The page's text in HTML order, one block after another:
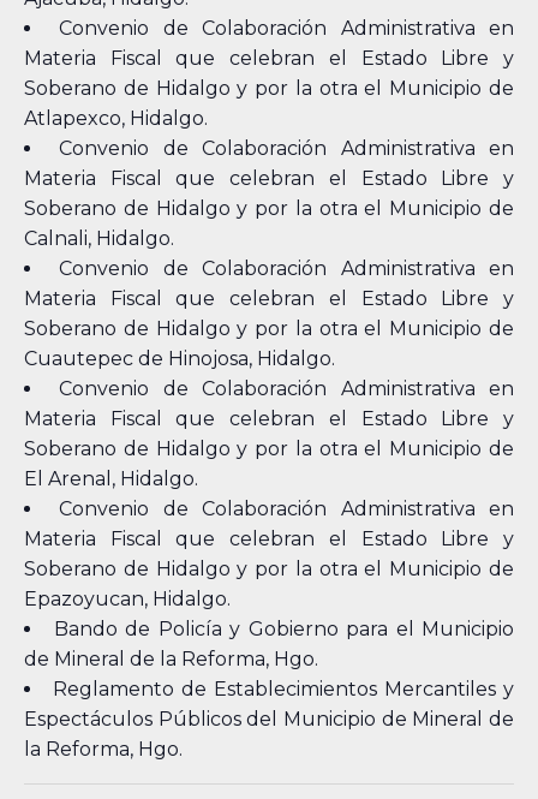
Convenio de Colaboración Administrativa en
Materia Fiscal que celebran el Estado Libre y
Soberano de Hidalgo y por la otra el Municipio de
Atlapexco, Hidalgo.
Convenio de Colaboración Administrativa en
Materia Fiscal que celebran el Estado Libre y
Soberano de Hidalgo y por la otra el Municipio de
Calnali, Hidalgo.
Convenio de Colaboración Administrativa en
Materia Fiscal que celebran el Estado Libre y
Soberano de Hidalgo y por la otra el Municipio de
Cuautepec de Hinojosa, Hidalgo.
Convenio de Colaboración Administrativa en
Materia Fiscal que celebran el Estado Libre y
Soberano de Hidalgo y por la otra el Municipio de
El Arenal, Hidalgo.
Convenio de Colaboración Administrativa en
Materia Fiscal que celebran el Estado Libre y
Soberano de Hidalgo y por la otra el Municipio de
Epazoyucan, Hidalgo.
Bando de Policía y Gobierno para el Municipio
de Mineral de la Reforma, Hgo.
Reglamento de Establecimientos Mercantiles y
Espectáculos Públicos del Municipio de Mineral de
la Reforma, Hgo.